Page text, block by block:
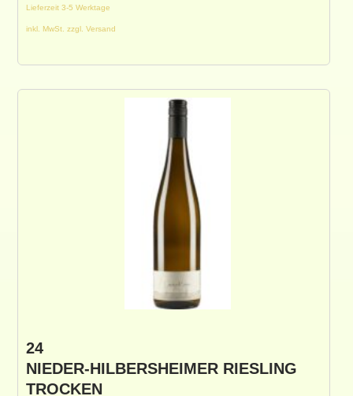
Lieferzeit 3-5 Werktage
inkl. MwSt. zzgl. Versand
24
NIEDER-HILBERSHEIMER RIESLING
TROCKEN